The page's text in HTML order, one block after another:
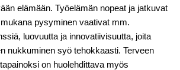
elämään. Työelämän nopeat ja jatkuvat
pysyminen vaativat mm.
luovuutta ja innovatiivisuutta, joita
nukkuminen syö tehokkaasti. Terveen
on huolehdittava myös